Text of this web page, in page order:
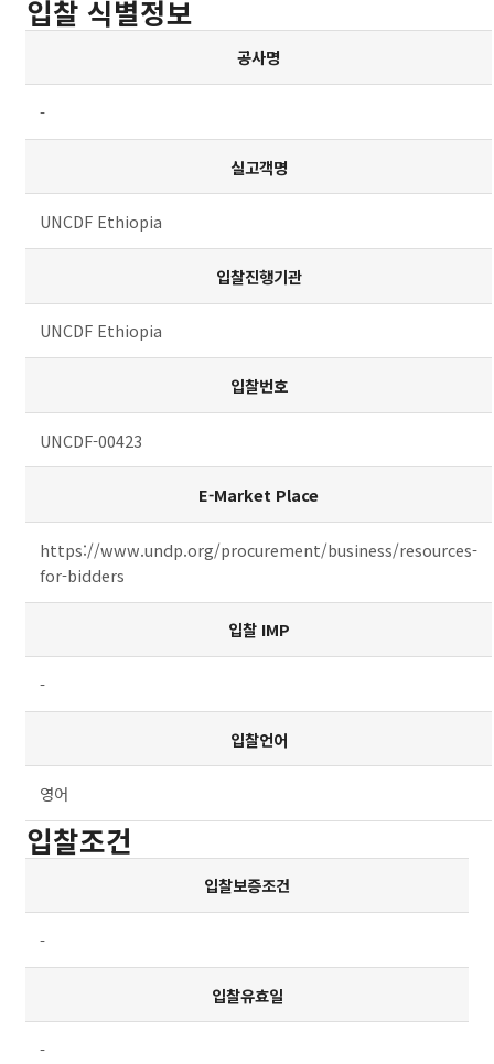
입찰 식별정보
공사명
-
실고객명
UNCDF Ethiopia
입찰진행기관
UNCDF Ethiopia
입찰번호
UNCDF-00423
E-Market Place
https://www.undp.org/procurement/business/resources-
for-bidders
입찰 IMP
-
입찰언어
영어
입찰조건
입찰보증조건
-
입찰유효일
-